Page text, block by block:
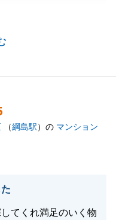
合わせの時間を頂い
ございました。
ございましたらお気
した。
（綱島駅）の マンション
てくれ満足のいく物